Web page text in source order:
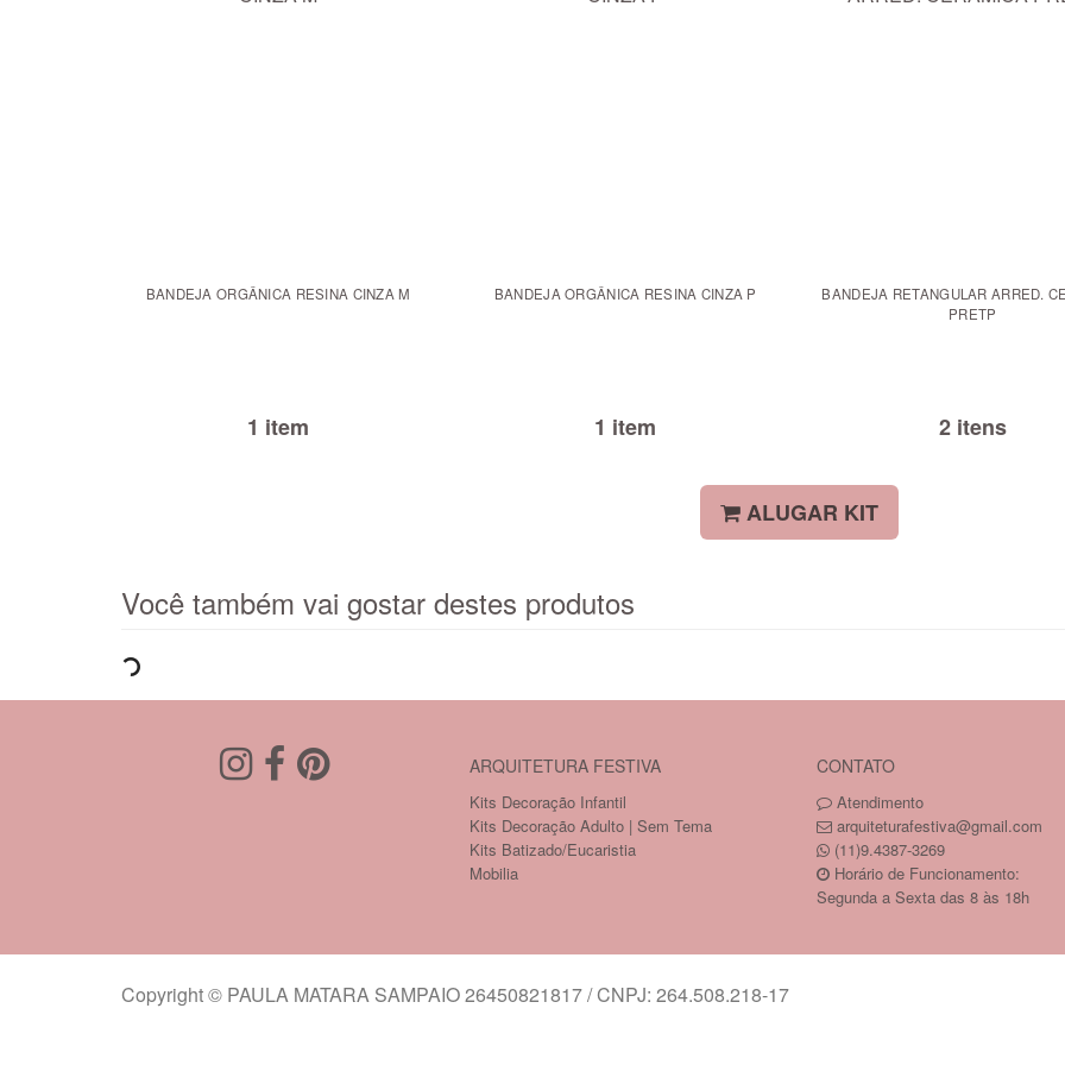
BANDEJA ORGÂNICA RESINA CINZA M
1 item
BANDEJA ORGÂNICA RESINA CINZA P
1 item
BANDEJA RETANGULAR ARRED.
PRETP
2 itens
ALUGAR KIT
Você também vai gostar destes produtos
ARQUITETURA FESTIVA
Kits Decoração Infantil
Kits Decoração Adulto | Sem Tema
Kits Batizado/Eucaristia
Mobilia
CONTATO
Atendimento
arquiteturafestiva@gmail.com
(11)9.4387-3269
Horário de Funcionamento:
Segunda a Sexta das 8 às 18h
Copyright © PAULA MATARA SAMPAIO 26450821817 / CNPJ: 264.508.218-17